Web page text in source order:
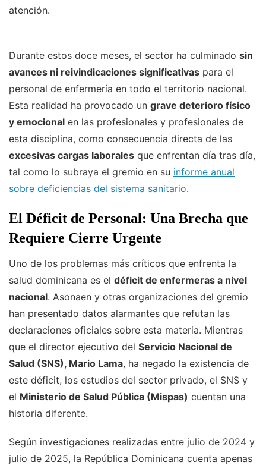
atención.
Durante estos doce meses, el sector ha culminado sin
avances ni reivindicaciones significativas para el
personal de enfermería en todo el territorio nacional.
Esta realidad ha provocado un grave deterioro físico
y emocional en las profesionales y profesionales de
esta disciplina, como consecuencia directa de las
excesivas cargas laborales que enfrentan día tras día,
tal como lo subraya el gremio en su informe anual
sobre deficiencias del sistema sanitario.
El Déficit de Personal: Una Brecha que
Requiere Cierre Urgente
Uno de los problemas más críticos que enfrenta la
salud dominicana es el déficit de enfermeras a nivel
nacional. Asonaen y otras organizaciones del gremio
han presentado datos alarmantes que refutan las
declaraciones oficiales sobre esta materia. Mientras
que el director ejecutivo del Servicio Nacional de
Salud (SNS), Mario Lama, ha negado la existencia de
este déficit, los estudios del sector privado, el SNS y
el Ministerio de Salud Pública (Mispas) cuentan una
historia diferente.
Según investigaciones realizadas entre julio de 2024 y
julio de 2025, la República Dominicana cuenta apenas